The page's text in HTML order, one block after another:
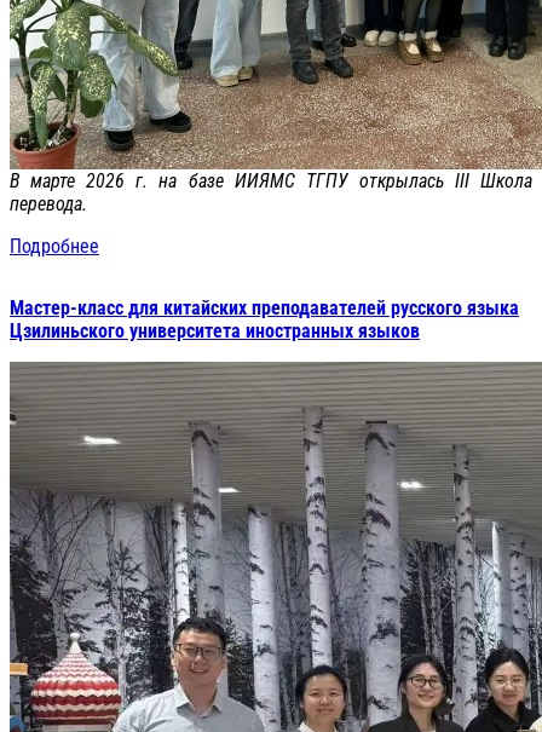
В марте 2026 г. на базе ИИЯМС ТГПУ открылась III Школа
перевода.
Подробнее
Мастер-класс для китайских преподавателей русского языка
Цзилиньского университета иностранных языков